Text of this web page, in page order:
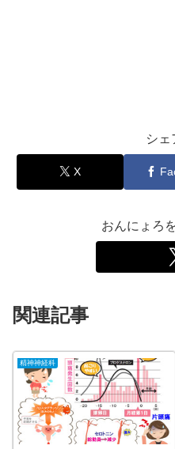
シェ
X
おんにょろ
関連記事
精神神経科